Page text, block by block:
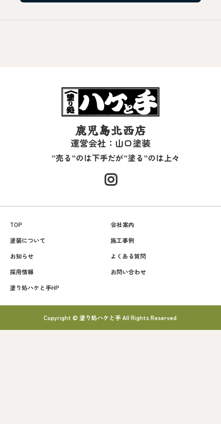
鹿児島北西店
運営会社：山口塗装
”売る”のは下手だが”塗る”のは上々
TOP
会社案内
塗装について
施工事例
お知らせ
よくある質問
採用情報
お問い合わせ
塗り処ハケと手HP
Copyright © 塗り処ハケと手 All Rights Reserved.